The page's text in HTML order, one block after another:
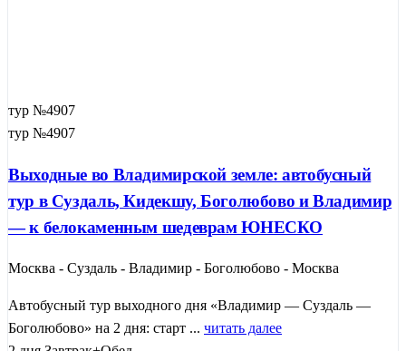
тур №4907
тур №4907
Выходные во Владимирской земле: автобусный
тур в Суздаль, Кидекшу, Боголюбово и Владимир
— к белокаменным шедеврам ЮНЕСКО
Москва - Суздаль - Владимир - Боголюбово - Москва
Автобусный тур выходного дня «Владимир — Суздаль —
Боголюбово» на 2 дня: старт ... читать далее